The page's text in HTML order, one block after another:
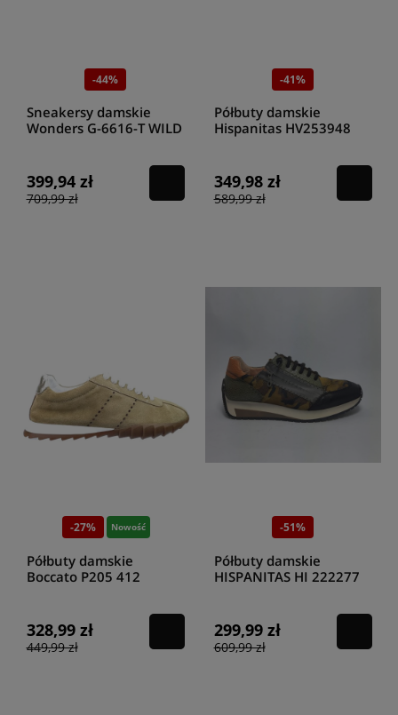
-44%
Sneakersy damskie
Wonders G-6616-T WILD
399,94 zł
709,99 zł
-41%
Półbuty damskie
Hispanitas HV253948
349,98 zł
589,99 zł
-27% Nowość
Półbuty damskie
Boccato P205 412
328,99 zł
449,99 zł
-51%
Półbuty damskie
HISPANITAS HI 222277
299,99 zł
609,99 zł